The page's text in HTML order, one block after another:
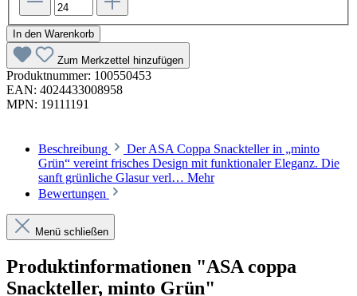
In den Warenkorb
Zum Merkzettel hinzufügen
Produktnummer: 100550453
EAN: 4024433008958
MPN: 19111191
Beschreibung
Der ASA Coppa Snackteller in „minto
Grün“ vereint frisches Design mit funktionaler Eleganz. Die
sanft grünliche Glasur verl… Mehr
Bewertungen
Menü schließen
Produktinformationen "ASA coppa
Snackteller, minto Grün"